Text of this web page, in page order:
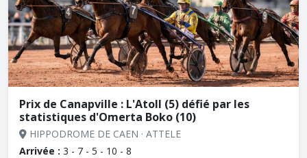
Prix de Canapville : L'Atoll (5) défié par les
statistiques d'Omerta Boko (10)
HIPPODROME DE CAEN · ATTELE
Arrivée : 3 - 7 - 5 - 10 - 8